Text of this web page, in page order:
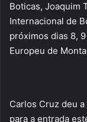
Boticas, Joaquim
Internacional de
próximos dias 8,
Europeu de
Carlos Cruz deu
para a entrada